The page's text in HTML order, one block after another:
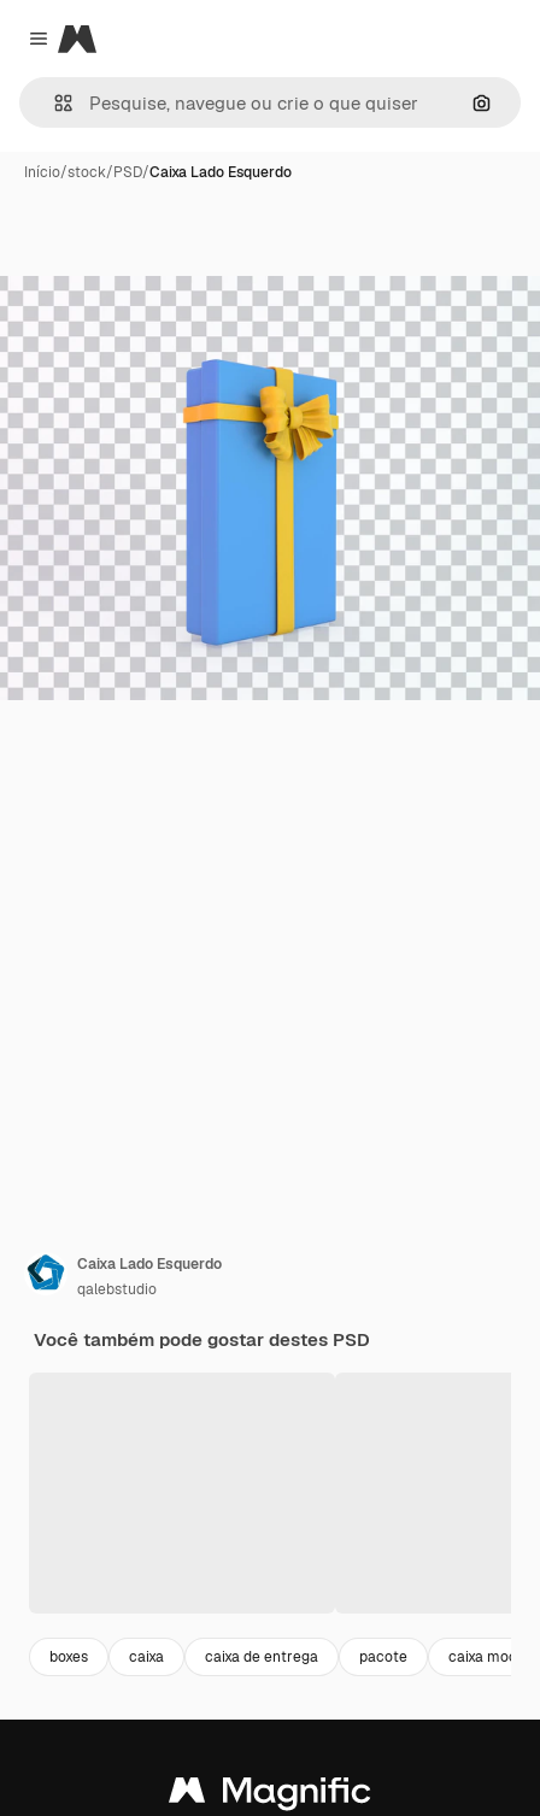
Close menu
Magnific
Início/stock/PSD/Caixa Lado Esquerdo
Caixa Lado Esquerdo
qalebstudio
Você também pode gostar destes PSD
boxes caixa caixa de entrega pacote caixa